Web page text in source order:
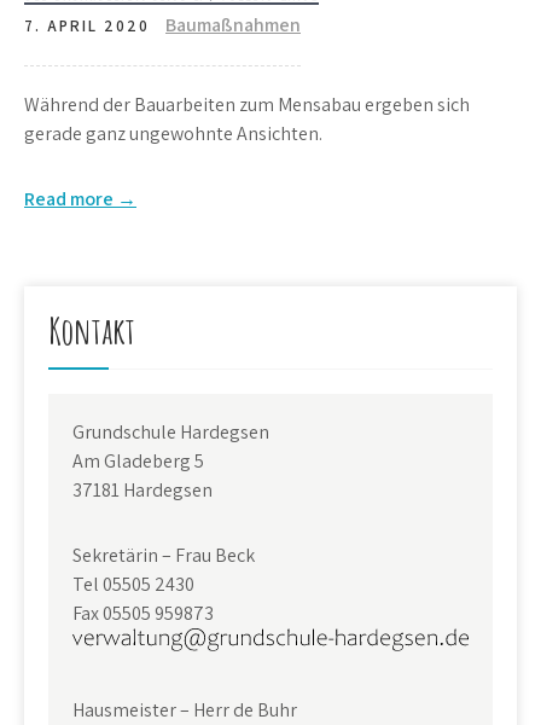
7. APRIL 2020 Baumaßnahmen
Während der Bauarbeiten zum Mensabau ergeben sich
gerade ganz ungewohnte Ansichten.
Read more →
Kontakt
Grundschule Hardegsen
Am Gladeberg 5
37181 Hardegsen
Sekretärin – Frau Beck
Tel 05505 2430
Fax 05505 959873
Hausmeister – Herr de Buhr